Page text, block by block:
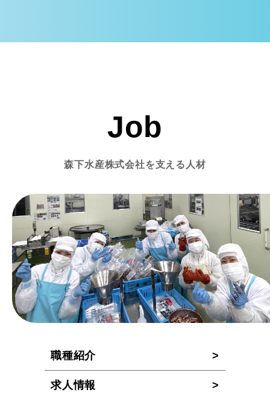
Job
森下水産株式会社を支える人材
職種紹介
求人情報